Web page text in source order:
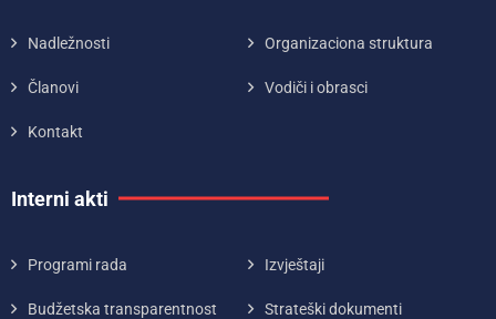
Nadležnosti Organizaciona struktura
Članovi Vodiči i obrasci
Kontakt
Interni akti
Programi rada Izvještaji
Budžetska transparentnost Strateški dokumenti